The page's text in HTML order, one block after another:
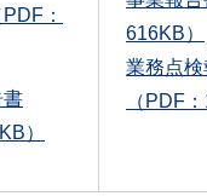
：
書
）
616KB）
業務点
（PDF